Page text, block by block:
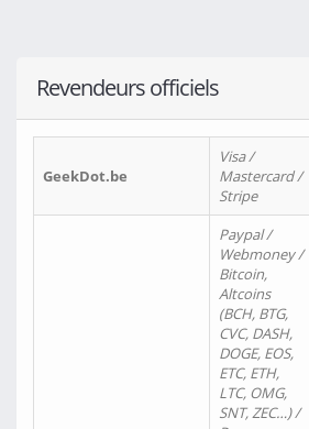
Revendeurs officiels
GeekDot.be
Visa /
Mastercard /
Stripe
Paypal /
Webmoney /
Bitcoin,
Altcoins
(BCH, BTG,
CVC, DASH,
DOGE, EOS,
ETC, ETH,
LTC, OMG,
SNT, ZEC…) /